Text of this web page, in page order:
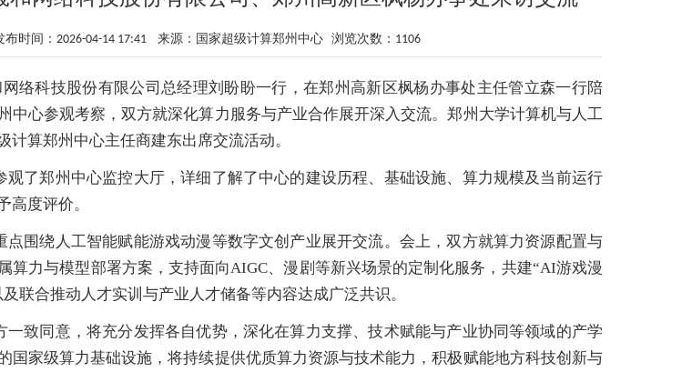
布时间：2026-04-14 17:41 来源：国家超级计算郑州中心 浏览次数：1106
络科技股份有限公司总经理刘盼盼一行，在郑州高新区枫杨办事处主任管立森一行陪
中心参观考察，双方就深化算力服务与产业合作展开深入交流。郑州大学计算机与人工
计算郑州中心主任商建东出席交流活动。
观了郑州中心监控大厅，详细了解了中心的建设历程、基础设施、算力规模及当前运行
高度评价。
点围绕人工智能赋能游戏动漫等数字文创产业展开交流。会上，双方就算力资源配置与
算力与模型部署方案，支持面向AIGC、漫剧等新兴场景的定制化服务，共建“AI游戏漫
联合推动人才实训与产业人才储备等内容达成广泛共识。
一致同意，将充分发挥各自优势，深化在算力支撑、技术赋能与产业协同等领域的产学
国家级算力基础设施，将持续提供优质算力资源与技术能力，积极赋能地方科技创新与